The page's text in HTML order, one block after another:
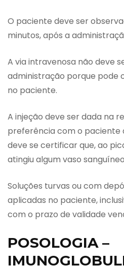
O paciente deve ser
minutos, após a
A via intravenosa não deve
administração porque pode
no paciente.
A injeção deve ser dada na
preferência com o paciente
deve se certificar que, ao
atingiu algum vaso
Soluções turvas ou com
aplicadas no paciente,
com o prazo de validade
POSOLOGIA –